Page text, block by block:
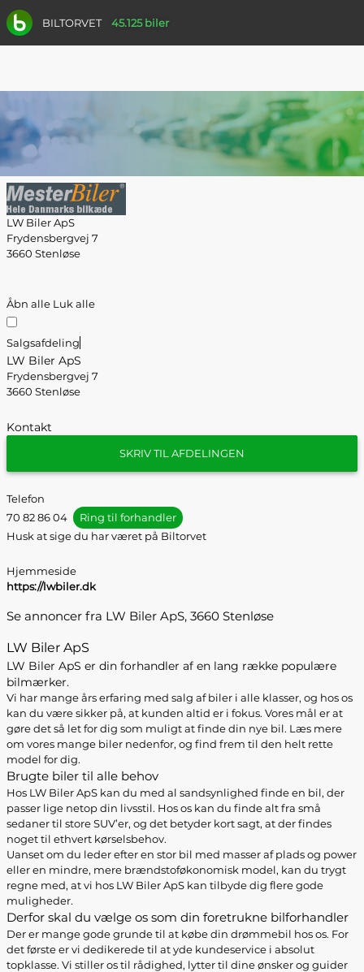
BILTORVET 45.125 biler
LW Biler ApS
Frydensbergvej 7
3660 Stenløse
Åbn alle Luk alle
Salgsafdeling
LW Biler ApS
Frydensbergvej 7
3660 Stenløse
Kontakt
SKRIV TIL AFDELINGEN
Telefon
70 82 86 04
Ring til forhandler
Husk at sige du har været på Biltorvet
Hjemmeside
https://lwbiler.dk
Se annoncer fra LW Biler ApS, 3660 Stenløse
LW Biler ApS
LW Biler ApS er din forhandler af en lang række populære
bilmærker.
Vi har mange års erfaring med salg af biler i alle klasser, og hos os
kan du være sikker på, at kunden altid er i fokus. Vores mål er at
gøre det så let for dig som muligt at finde din nye bil. Læs mere
om vores mange biler nedenfor, og find frem til den helt rette
model for dig.
Brugte biler til alle behov
Hos LW Biler ApS kan du med al sandsynlighed finde en bil, der
passer lige netop din livsstil. Hos os kan du finde alt fra små
sedaner til store SUV’er, og det betyder kort sagt, at der findes
noget til ethvert kørselsbehov.
Uanset om du leder efter en stor bil med masser af plads og power
eller en mindre, mere brændstoføkonomisk model, kan du trygt
regne med, at vi hos LW Biler ApS kan tilbyde dig flere gode
muligheder.
Derfor skal du vælge os som din foretrukne bilforhandler
Der er mange gode grunde til at købe din drømmebil hos os. For
det første er vi dedikerede til at yde kundeservice i absolut
topklasse. Vi stiller os til rådighed, lytter til dine ønsker og guider